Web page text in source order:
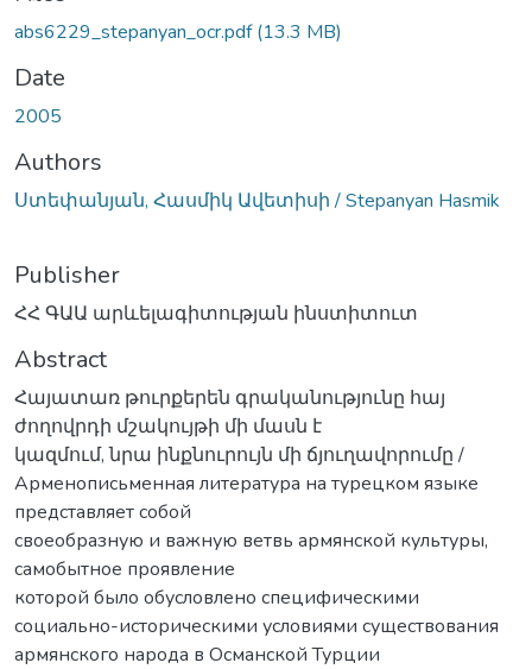
abs6229_stepanyan_ocr.pdf(13.3 MB)
Date
2005
Authors
Ստեփանյան, Հասմիկ Ավետիսի / Stepanyan Hasmik
Publisher
ՀՀ ԳԱԱ արևելագիտության ինստիտուտ
Abstract
Հայատառ թուրքերեն գրականությունը հայ
ժողովրդի մշակույթի մի մասն է
կազմում, նրա ինքնուրույն մի ճյուղավորումը /
Арменописьменная литература на турецком языке
представляет собой
своеобразную и важную ветвь армянской культуры,
самобытное проявление
которой было обусловлено специфическими
социально-историческими условиями существования
армянского народа в Османской Турции